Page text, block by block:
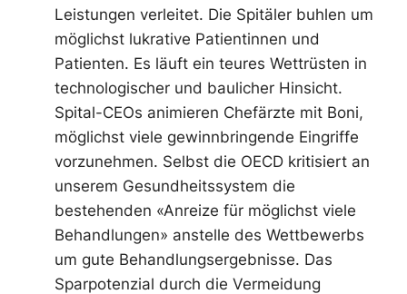
Leistungen verleitet. Die Spitäler buhlen um
möglichst lukrative Patientinnen und
Patienten. Es läuft ein teures Wettrüsten in
technologischer und baulicher Hinsicht.
Spital-CEOs animieren Chefärzte mit Boni,
möglichst viele gewinnbringende Eingriffe
vorzunehmen. Selbst die OECD kritisiert an
unserem Gesundheitssystem die
bestehenden «Anreize für möglichst viele
Behandlungen» anstelle des Wettbewerbs
um gute Behandlungsergebnisse. Das
Sparpotenzial durch die Vermeidung